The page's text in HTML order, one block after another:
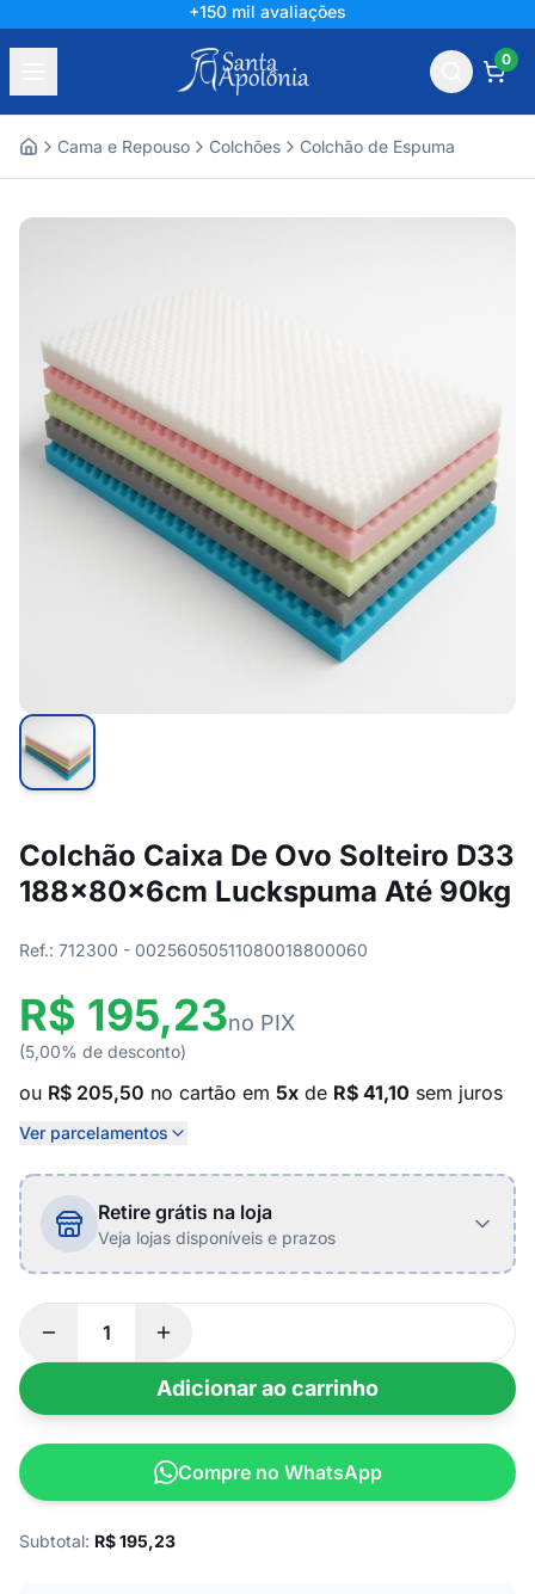
+150 mil avaliações
0
Cama e Repouso Colchões Colchão de Espuma
Colchão Caixa De Ovo Solteiro D33
188x80x6cm Luckspuma Até 90kg
Ref.: 712300 - 00256050511080018800060
R$ 195,23no PIX
(5,00% de desconto)
ou R$ 205,50 no cartão em 5x de R$ 41,10 sem juros
Ver parcelamentos
Retire grátis na loja
Veja lojas disponíveis e prazos
Adicionar ao carrinho
Compre no WhatsApp
Subtotal: R$195,23